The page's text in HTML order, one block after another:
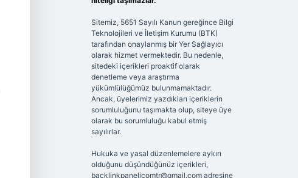
Sitemiz, 5651 Sayılı Kanun gereğince Bilgi
Teknolojileri ve İletişim Kurumu (BTK)
tarafından onaylanmış bir Yer Sağlayıcı
olarak hizmet vermektedir. Bu nedenle,
sitedeki içerikleri proaktif olarak
denetleme veya araştırma
yükümlülüğümüz bulunmamaktadır.
Ancak, üyelerimiz yazdıkları içeriklerin
sorumluluğunu taşımakta olup, siteye üye
olarak bu sorumluluğu kabul etmiş
sayılırlar.
Hukuka ve yasal düzenlemelere aykırı
olduğunu düşündüğünüz içerikleri,
backlinkpanelicomtr@gmail.comadresine